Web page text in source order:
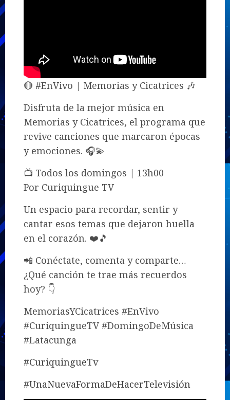
🔴 #EnVivo | Memorias y Cicatrices 🎶
Disfruta de la mejor música en
Memorias y Cicatrices, el programa que
revive canciones que marcaron épocas
y emociones. 🎧💫
📺 Todos los domingos | 13h00
Por Curiquingue TV
Un espacio para recordar, sentir y
cantar esos temas que dejaron huella
en el corazón. ❤️🎵
📲 Conéctate, comenta y comparte…
¿Qué canción te trae más recuerdos
hoy? 👇
MemoriasYCicatrices #EnVivo
#CuriquingueTV #DomingoDeMúsica
#Latacunga
#CuriquingueTv
#UnaNuevaFormaDeHacerTelevisión